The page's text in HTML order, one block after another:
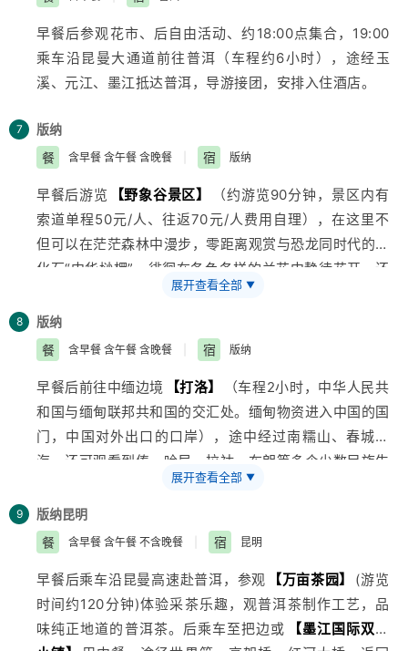
产“螺旋藻”，（大约60分钟）在丽江用中餐后乘车返回
大理，晚餐后大理火车返昆明。
早餐后参观花市、后自由活动、约18:00点集合，19:00
乘车沿昆曼大通道前往普洱（车程约6小时），途经玉
溪、元江、墨江抵达普洱，导游接团，安排入住酒店。
7
版纳
餐
含早餐 含午餐 含晚餐 宿 版纳
早餐后游览 【野象谷景区】
（约游览90分钟，景区内有
索道单程50元/人、往返70元/人费用自理），在这里不
但可以在茫茫森林中漫步，零距离观赏与恐龙同时代的活
化石“中华桫椤”，徘徊在各色各样的兰花中静待花开，还
能欣赏到犀牛在草地自由地奔跑，观蝴碟馆、百鸟园、蟒
蛇园、穿越热带雨林、观看大象表演；午餐后游览北回归
线上唯一绿洲——【原始森林公园】
游览时间为3个小时、电瓶车自理40元/人），观看孔雀
放飞、民族歌舞表演、爱伲山寨抢亲活动，九龙瀑布、还
可以徒步领略热带沟谷雨林的风采，【曼听公园】 （自
费电瓶车30元、自费参加篝火晚会）--参观周恩来总理
铜像，观看大型鸟艺表演。晚餐后入住酒店休息
展开查看全部 ▼
8
版纳
餐
含早餐 含午餐 含晚餐 宿 版纳
早餐后前往中缅边境 【打洛】
（车程2小时，中华人民共
和国与缅甸联邦共和国的交汇处。缅甸物资进入中国的国
门，中国对外出口的口岸），途中经过南糯山、春城勐
海，还可观看到傣、哈尼、拉祜、布朗等多个少数民族生
【中缅翡翠市场】
左右）；后乘车游览
傣家风情、及傣族民间工艺银器展示，逛傣家水果市场；
后于
拍照留念，欣赏异国风情；中餐后
成林】（3A景区，游玩时间约2.5小时.门票已含）自费
看异国风情红艺人表演及套票280元/人）观赏打破俗
语：单丝不成线，独木不成林的千年古榕树，走中缅巡逻
展开查看全部 ▼
9 版纳昆明
餐
含早餐 含午餐 不含晚餐 宿 昆明
早餐后乘车沿昆曼高速赴普洱，参观 【万亩茶园】
(游览
时间约120分钟)体验采茶乐趣，观普洱茶制作工艺，品
味纯正地道的普洱茶。后乘车至把边或
【墨江国际双胞